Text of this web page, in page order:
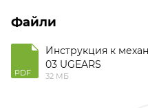
Файли
PDF
Инструкция к
03 UGEARS
32 МБ